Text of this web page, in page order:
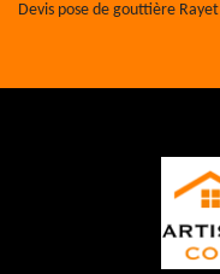
Devis pose de gouttière Rayet